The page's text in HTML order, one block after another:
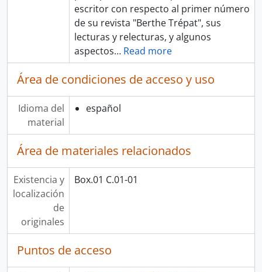
escritor con respecto al primer número
de su revista "Berthe Trépat", sus
lecturas y relecturas, y algunos
aspectos… Read more
Área de condiciones de acceso y uso
Idioma del
material
español
Área de materiales relacionados
Existencia y
localización
de
originales
Box.01 C.01-01
Puntos de acceso